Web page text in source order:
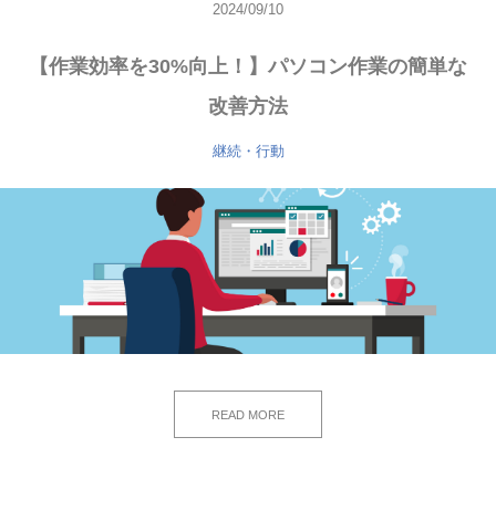
2024/09/10
【作業効率を30%向上！】パソコン作業の簡単な
改善方法
継続・行動
READ MORE